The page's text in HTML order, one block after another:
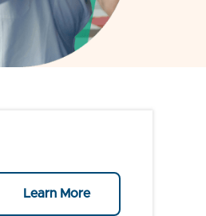
Learn More